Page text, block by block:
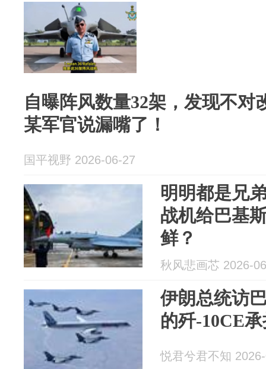
自曝阵风数量32架，发现不对
某军官说漏嘴了！
国平视野 2026-06-27
明明都是兄
战机给巴基
鲜？
秋风悲画芯 2026-
伊朗总统访
的歼-10CE
悦君兮君不知